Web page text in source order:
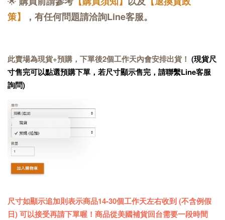
策】
，有任何問題請洽詢Line客服。
此賣場為現貨+預購，下單後2個工作天內會安排出貨！ (現貨尺
寸售完可以點選預購下單，若尺寸顯示售完，請聯繫Line客服
詢問)
尺寸如顯示追加則表示商品14-30個工作天左右收到 (不含例假
日) 可以接受再請下單喔！商品從美國補貨回台需要一段時間